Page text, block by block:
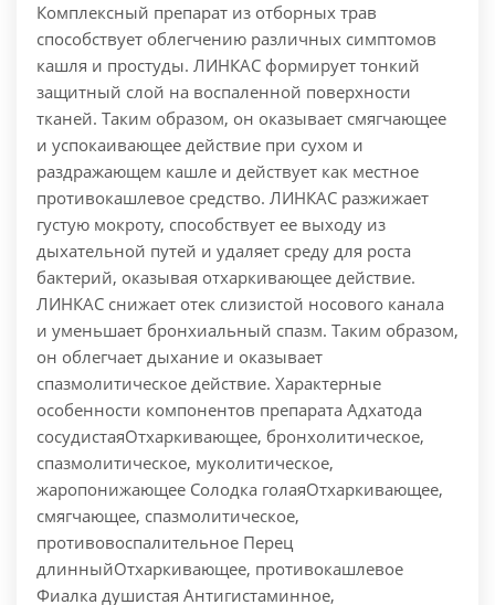
Комплексный препарат из отборных трав
способствует облегчению различных симптомов
кашля и простуды. ЛИНКАС формирует тонкий
защитный слой на воспаленной поверхности
тканей. Таким образом, он оказывает смягчающее
и успокаивающее действие при сухом и
раздражающем кашле и действует как местное
противокашлевое средство. ЛИНКАС разжижает
густую мокроту, способствует ее выходу из
дыхательной путей и удаляет среду для роста
бактерий, оказывая отхаркивающее действие.
ЛИНКАС снижает отек слизистой носового канала
и уменьшает бронхиальный спазм. Таким образом,
он облегчает дыхание и оказывает
спазмолитическое действие. Характерные
особенности компонентов препарата Адхатода
сосудистаяОтхаркивающее, бронхолитическое,
спазмолитическое, муколитическое,
жаропонижающее Солодка голаяОтхаркивающее,
смягчающее, спазмолитическое,
противовоспалительное Перец
длинныйОтхаркивающее, противокашлевое
Фиалка душистая Антигистаминное,